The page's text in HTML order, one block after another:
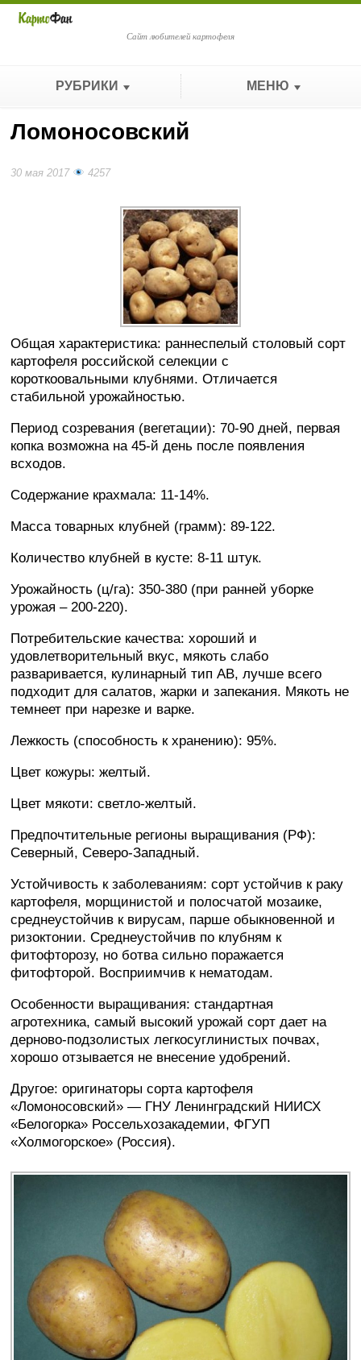
Сайт любителей картофеля
РУБРИКИ МЕНЮ
Ломоносовский
30 мая 2017 4257
Общая характеристика: раннеспелый столовый сорт
картофеля российской селекции с
короткоовальными клубнями. Отличается
стабильной урожайностью.
Период созревания (вегетации): 70-90 дней, первая
копка возможна на 45-й день после появления
всходов.
Содержание крахмала: 11-14%.
Масса товарных клубней (грамм): 89-122.
Количество клубней в кусте: 8-11 штук.
Урожайность (ц/га): 350-380 (при ранней уборке
урожая – 200-220).
Потребительские качества: хороший и
удовлетворительный вкус, мякоть слабо
разваривается, кулинарный тип AB, лучше всего
подходит для салатов, жарки и запекания. Мякоть не
темнеет при нарезке и варке.
Лежкость (способность к хранению): 95%.
Цвет кожуры: желтый.
Цвет мякоти: светло-желтый.
Предпочтительные регионы выращивания (РФ):
Северный, Северо-Западный.
Устойчивость к заболеваниям: сорт устойчив к раку
картофеля, морщинистой и полосчатой мозаике,
среднеустойчив к вирусам, парше обыкновенной и
ризоктонии. Среднеустойчив по клубням к
фитофторозу, но ботва сильно поражается
фитофторой. Восприимчив к нематодам.
Особенности выращивания: стандартная
агротехника, самый высокий урожай сорт дает на
дерново-подзолистых легкосуглинистых почвах,
хорошо отзывается не внесение удобрений.
Другое: оригинаторы сорта картофеля
«Ломоносовский» — ГНУ Ленинградский НИИСХ
«Белогорка» Россельхозакадемии, ФГУП
«Холмогорское» (Россия).